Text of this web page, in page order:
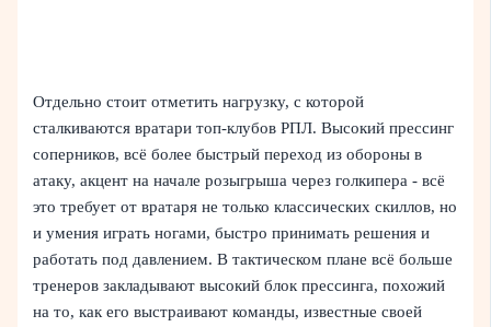
Отдельно стоит отметить нагрузку, с которой
сталкиваются вратари топ-клубов РПЛ. Высокий прессинг
соперников, всё более быстрый переход из обороны в
атаку, акцент на начале розыгрыша через голкипера - всё
это требует от вратаря не только классических скиллов, но
и умения играть ногами, быстро принимать решения и
работать под давлением. В тактическом плане всё больше
тренеров закладывают высокий блок прессинга, похожий
на то, как его выстраивают команды, известные своей